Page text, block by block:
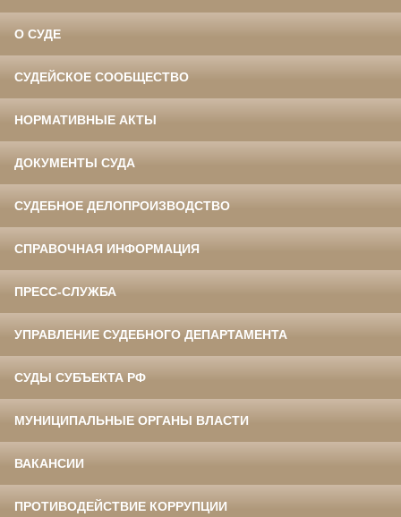
О СУДЕ
СУДЕЙСКОЕ СООБЩЕСТВО
НОРМАТИВНЫЕ АКТЫ
ДОКУМЕНТЫ СУДА
СУДЕБНОЕ ДЕЛОПРОИЗВОДСТВО
СПРАВОЧНАЯ ИНФОРМАЦИЯ
ПРЕСС-СЛУЖБА
УПРАВЛЕНИЕ СУДЕБНОГО ДЕПАРТАМЕНТА
СУДЫ СУБЪЕКТА РФ
МУНИЦИПАЛЬНЫЕ ОРГАНЫ ВЛАСТИ
ВАКАНСИИ
ПРОТИВОДЕЙСТВИЕ КОРРУПЦИИ